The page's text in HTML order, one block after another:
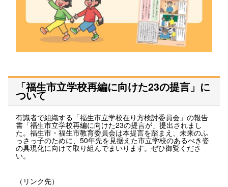
「福生市立学校再編に向けた23の提言」に
ついて
有識者で組織する「福生市立学校在り方検討委員会」の報告
書「福生市立学校再編に向けた23の提言が」提出されまし
た。福生市・福生市教育委員会は本提言を踏まえ、未来のふ
っさっ子のために、50年先を見据えた市立学校のあるべき姿
の具現化に向けて取り組んでまいります。ぜひ御覧くださ
い。
（リンク先）